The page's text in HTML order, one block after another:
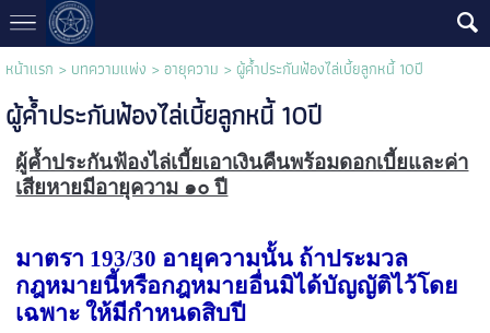
หน้าแรก > บทความแพ่ง >อายุความ > ผู้ค้ำประกันฟ้องไล่เบี้ยลูกหนี้ 10ปี
ผู้ค้ำประกันฟ้องไล่เบี้ยลูกหนี้ 10ปี
ผู้ค้ำประกันฟ้องไล่เบี้ยเอาเงินคืนพร้อมดอกเบี้ยและค่า
เสียหายมีอายุความ ๑๐ ปี
มาตรา 193/30 อายุความนั้น ถ้าประมวล
กฎหมายนี้หรือกฎหมายอื่นมิได้บัญญัติไว้โดย
เฉพาะ ให้มีกำหนดสิบปี